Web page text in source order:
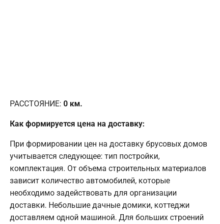
РАССТОЯНИЕ: 0 км.
Как формируется цена на доставку:
При формировании цен на доставку брусовых домов
учитывается следующее: тип постройки,
комплектация. От объема строительных материалов
зависит количество автомобилей, которые
необходимо задействовать для организации
доставки. Небольшие дачные домики, коттеджи
доставляем одной машиной. Для больших строений